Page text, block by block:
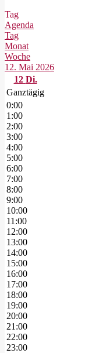
Tag
Agenda
Tag
Monat
Woche
12. Mai 2026
12 Di.
Ganztägig
0:00
1:00
2:00
3:00
4:00
5:00
6:00
7:00
8:00
9:00
10:00
11:00
12:00
13:00
14:00
15:00
16:00
17:00
18:00
19:00
20:00
21:00
22:00
23:00